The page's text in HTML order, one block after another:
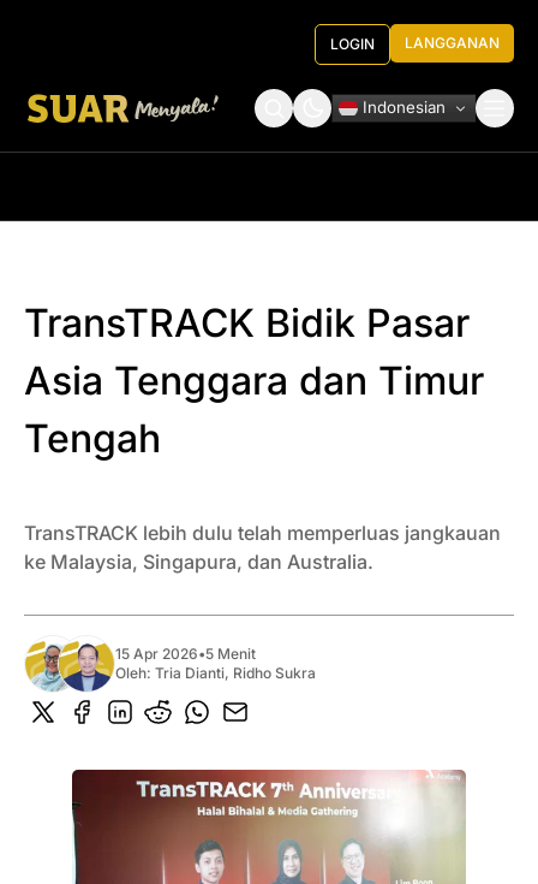
LOGIN LANGGANAN
Indonesian
TransTRACK Bidik Pasar
Asia Tenggara dan Timur
Tengah
TransTRACK lebih dulu telah memperluas jangkauan
ke Malaysia, Singapura, dan Australia.
15 Apr 2026•5 Menit
Oleh: Tria Dianti, Ridho Sukra